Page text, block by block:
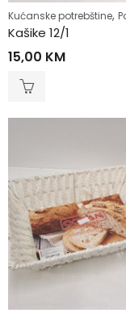
Kućanske potrebštine,
Kašike 12/1
15,00 KM